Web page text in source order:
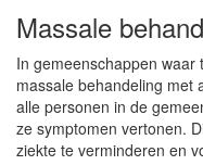
Massale
In gemeenschappen
massale behandeling met
alle personen in de
ze symptomen vertonen.
ziekte te verminderen en